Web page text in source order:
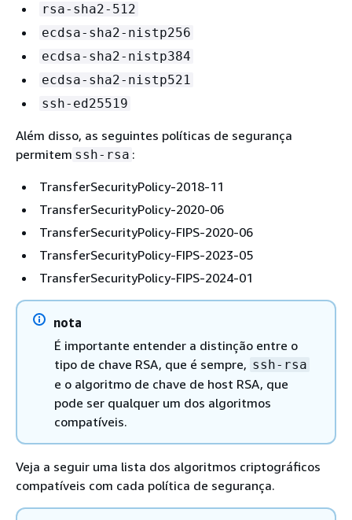
rsa-sha2-512
ecdsa-sha2-nistp256
ecdsa-sha2-nistp384
ecdsa-sha2-nistp521
ssh-ed25519
Além disso, as seguintes políticas de segurança
permitem ssh-rsa :
TransferSecurityPolicy-2018-11
TransferSecurityPolicy-2020-06
TransferSecurityPolicy-FIPS-2020-06
TransferSecurityPolicy-FIPS-2023-05
TransferSecurityPolicy-FIPS-2024-01
nota
É importante entender a distinção entre o
tipo de chave RSA, que é sempre, ssh-rsa
e o algoritmo de chave de host RSA, que
pode ser qualquer um dos algoritmos
compatíveis.
Veja a seguir uma lista dos algoritmos criptográficos
compatíveis com cada política de segurança.